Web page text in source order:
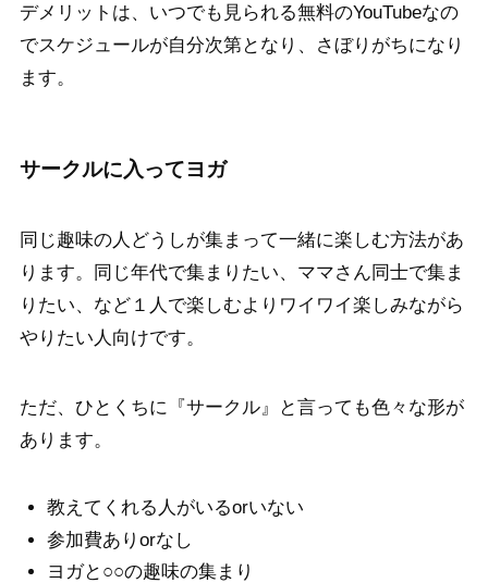
デメリットは、いつでも見られる無料のYouTubeなの
でスケジュールが自分次第となり、さぼりがちになり
ます。
サークルに入ってヨガ
同じ趣味の人どうしが集まって一緒に楽しむ方法があ
ります。同じ年代で集まりたい、ママさん同士で集ま
りたい、など１人で楽しむよりワイワイ楽しみながら
やりたい人向けです。
ただ、ひとくちに『サークル』と言っても色々な形が
あります。
教えてくれる人がいるorいない
参加費ありorなし
ヨガと○○の趣味の集まり